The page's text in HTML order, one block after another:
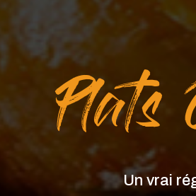
Un vrai